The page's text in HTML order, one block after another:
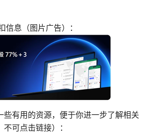
信息（图片广告）：
些有用的资源，便于你进一步了解相关
可点击链接）：